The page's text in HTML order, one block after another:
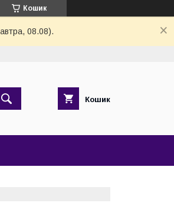
Кошик
08.08).
Кошик